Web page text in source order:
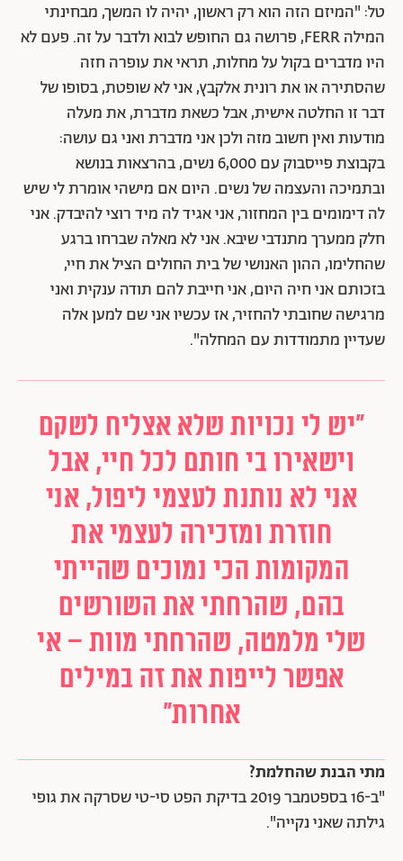
טל: "המיזם הזה הוא רק ראשון, יהיה לו המשך, מבחינתי
המילה FERR, פרושה גם החופש לבוא ולדבר על זה. פעם לא
היו מדברים בקול על מחלות, תראי את עופרה חזה
שהסתירה או את רונית אלקבץ, אני לא שופטת, בסופו של
דבר זו החלטה אישית, אבל כשאת מדברת, את מעלה
מודעות ואין חשוב מזה ולכן אני מדברת ואני גם עושה:
בקבוצת פייסבוק עם 6,000 נשים, בהרצאות בנושא
ובתמיכה והעצמה של נשים. היום אם מישהי אומרת לי שיש
לה דימומים בין המחזור, אני אגיד לה מיד רוצי להיבדק. אני
חלק ממערך מתנדבי שיבא. אני לא מאלה שברחו ברגע
שהחלימו, ההון האנושי של בית החולים הציל את חיי,
בזכותם אני חיה היום, אני חייבת להם תודה ענקית ואני
מרגישה שחובתי להחזיר, אז עכשיו אני שם למען אלה
שעדיין מתמודדות עם המחלה".
"יש לי נכויות שלא אצליח לשקם
וישאירו בי חותם לכל חיי, אבל
אני לא נותנת לעצמי ליפול, אני
חוזרת ומזכירה לעצמי את
המקומות הכי נמוכים שהייתי
בהם, שהרחתי את השורשים
שלי מלמטה, שהרחתי מוות – אי
אפשר לייפות את זה במילים
אחרות"
מתי הבנת שהחלמת?
"ב-16 בספטמבר 2019 בדיקת הפט סי-טי שסרקה את גופי
גילתה שאני נקייה".